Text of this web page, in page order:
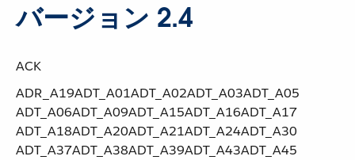
バージョン 2.4
ACK
ADR_A19​ ​ADT_A01​ ​ADT_A02​ ​ADT_A03​ ​ADT_A05​ ​
ADT_A06​ ​ADT_A09​ ​ADT_A15​ ​ADT_A16​ ​ADT_A17​ ​
ADT_A18​ ​ADT_A20​ ​ADT_A21​ ​ADT_A24​ ​ADT_A30​ ​
ADT_A37​ ​ADT_A38​ ​ADT_A39​ ​ADT_A43​ ​ADT_A45​ ​